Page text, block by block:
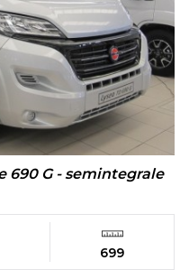
690 G - semintegrale
699